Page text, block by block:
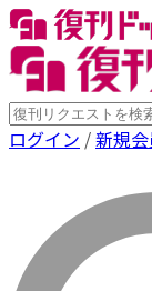
ログイン /新規